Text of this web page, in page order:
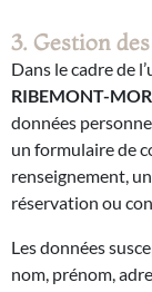
3. Gestion
Dans le cadre de
RIBEMONT-
données
un formulaire de
renseignement,
réservation ou
Les données
nom, prénom,